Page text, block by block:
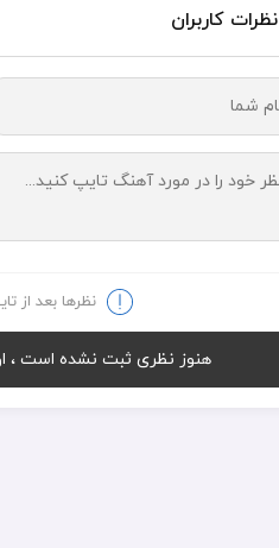
نظرات کاربران
نظرها بعد از
هنوز نظری ثبت نشده است ،